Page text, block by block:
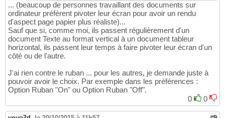
... (beaucoup de personnes travaillant des documents sur
ordinateur préfèrent pivoter leur écran pour avoir un rendu
d'aspect page papier plus réaliste)...
Sauf que si, comme moi, ils passent régulièrement d'un
document Texte au format vertical à un document tableur
horizontal, ils passent leur temps à faire pivoter leur écran d'un
côté ou de l'autre.
J'ai rien contre le ruban ... pour les autres, je demande juste à
pouvoir avoir le choix. Par exemple dans les préférences :
Option Ruban "On" ou Option Ruban "Off".
0
0